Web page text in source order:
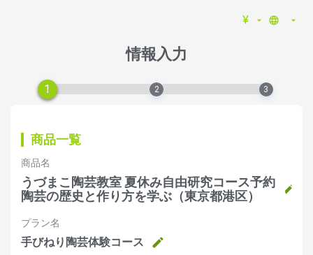
¥
情報入力
1 2 3
商品一覧
商品名
うづまこ陶芸教室 夏休み自由研究コース予約
陶芸の歴史と作り方を学ぶ（東京都港区）
プラン名
手びねり陶芸体験コース